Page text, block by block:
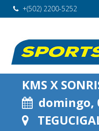
+(502) 2200-5252
KMS X
domingo,